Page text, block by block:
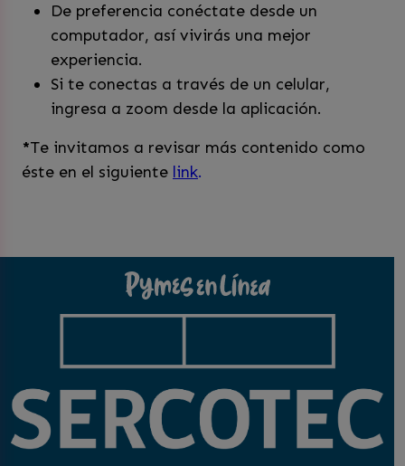
De preferencia conéctate desde un
computador, así vivirás una mejor
experiencia.
Si te conectas a través de un celular,
ingresa a zoom desde la aplicación.
*Te invitamos a revisar más contenido como
éste en el siguiente link.